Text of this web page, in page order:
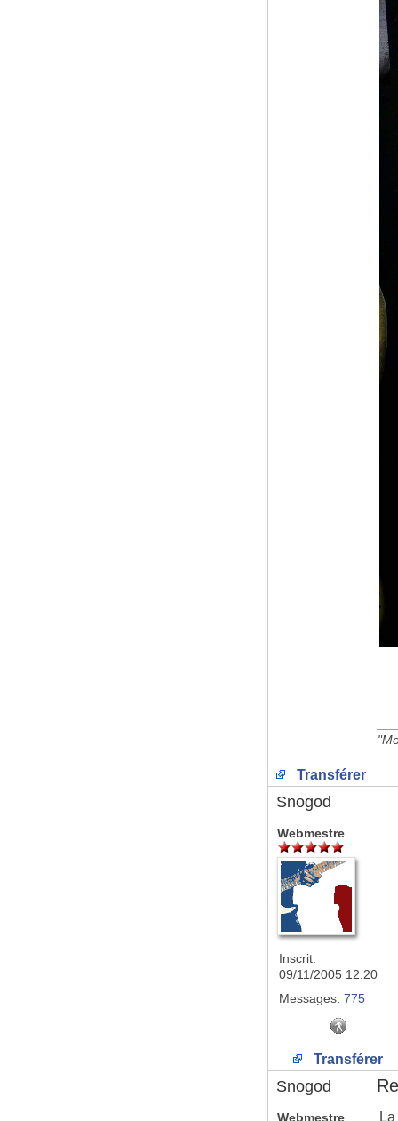
Transférer
Snogod
Webmestre
Inscrit:
09/11/2005 12:20
Messages: 775
Transférer
Snogod
Webmestre